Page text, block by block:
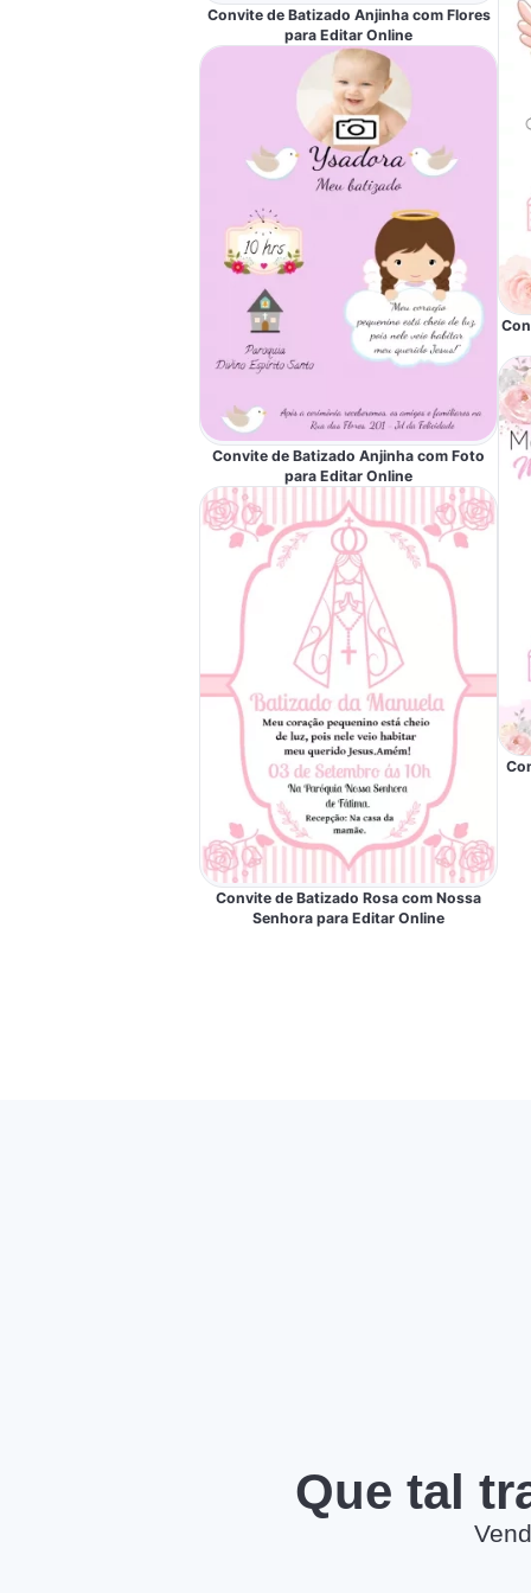
Convite de Batizado Anjinha com Flores
para Editar Online
Convite de Batizado Anjinha com Foto
para Editar Online
Convite de Batizado Rosa com Nossa
Senhora para Editar Online
Que tal